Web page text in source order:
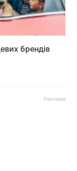
брендів
Реклама